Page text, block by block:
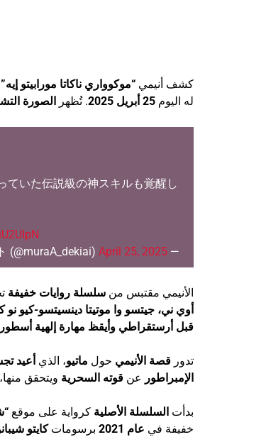
كشف أنيمي “موكوواري ناكاتا مورابيتو إيه”
له اليوم 25 أبريل 2025 . تُظهر الصورة
ていた伝説級の神スキルも覚醒し
— TVアニメ「報われなかった村人A」公式Xアカウント (@muraA_dekiai)
April 25, 2025
الأنيمي مقتبس من سلسلة روايات خفيفة
أوي ني، جيتسو وا موتيتا دينسيتسو-كيو
قبل أرستقراطي وأيقظ مهارة إلهية
تدور قصة الأنيمي حول ماتيو، الذي أعيد
الإمبراطور عن قوته السحرية ويتحقق
بدأت السلسلة الأصلية كرواية على موقع
خفيفة في عام 2021 برسوماتكايتو